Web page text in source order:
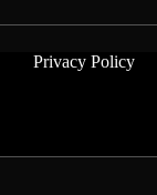
Privacy Policy